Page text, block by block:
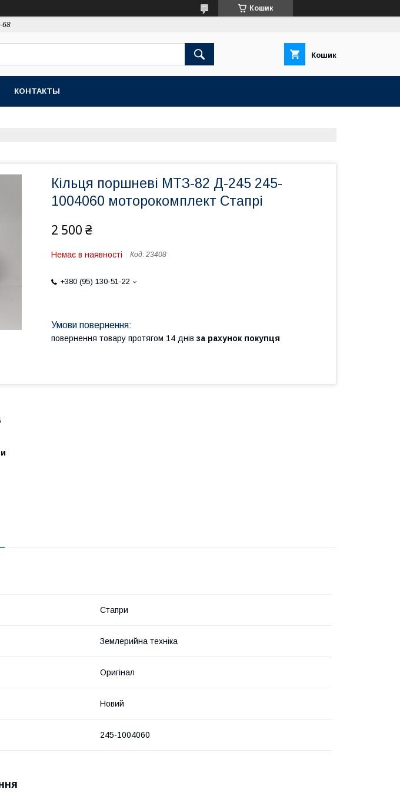
Кошик
68
Кошик
КОНТАКТЫ
Кільця поршневі МТЗ-82 Д-245 245-
1004060 моторокомплект Стапрі
2 500 ₴
Немає в наявності Код: 23408
+380 (95) 130-51-22
повернення товару протягом 14 днів за рахунок покупця
Стапри
Землерийна техніка
Оригінал
Новий
245-1004060